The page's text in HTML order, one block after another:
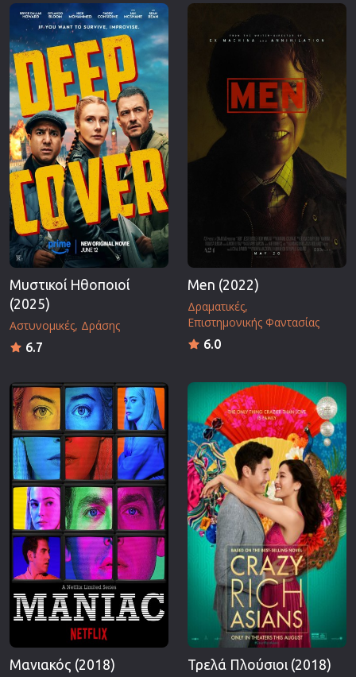
Επιστημονικής Φαντασίας
Εποχής
Ερωτικές
Ευρωπαικός Κινηματογράφος
Θρησκευτικές
Θρίλερ
Ιστορικές
Καταστροφής
Κλασσικές
Μυστικοί Ηθοποιοί
(2025)
Αστυνομικές Δράσης
6.7
Men (2022)
Δραματικές
Επιστημονικής Φαντασίας
6.0
Μανιακός (2018)
Τρελά Πλούσιοι (2018)